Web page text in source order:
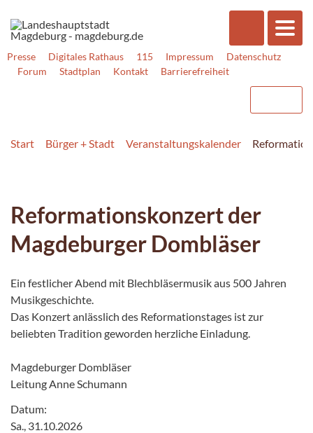
Presse Digitales Rathaus 115 Impressum
Datenschutz
Forum
Stadtplan Kontakt Barrierefreiheit
Start Bürger + Stadt Veranstaltungskalender
Reformationskonzert der
Magdeburger Dombläser
Ein festlicher Abend mit Blechbläsermusik aus 500 Jahren
Musikgeschichte.
Das Konzert anlässlich des Reformationstages ist zur
beliebten Tradition geworden herzliche Einladung.
Magdeburger Dombläser
Leitung Anne Schumann
Datum:
Sa., 31.10.2026